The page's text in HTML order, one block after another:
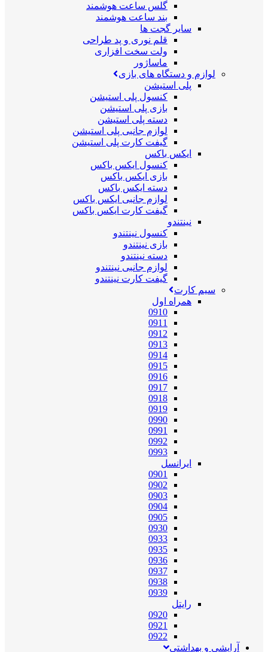
گلس ساعت هوشمند
بند ساعت هوشمند
سایر گجت ها
قلم نوری و پد طراحی
ولت سخت افزاری
ماساژور
لوازم و دستگاه های بازی
پلی استیشن
کنسول پلی استیشن
بازی پلی استیشن
دسته پلی استیشن
لوازم جانبی پلی استیشن
گیفت کارت پلی استیشن
ایکس باکس
کنسول ایکس باکس
بازی ایکس باکس
دسته ایکس باکس
لوازم جانبی ایکس باکس
گیفت کارت ایکس باکس
نینتندو
کنسول نینتندو
بازی نینتندو
دسته نینتندو
لوازم جانبی نینتندو
گیفت کارت نینتندو
سیم کارت
همراه اول
0910
0911
0912
0913
0914
0915
0916
0917
0918
0919
0990
0991
0992
0993
ایرانسل
0901
0902
0903
0904
0905
0930
0933
0935
0936
0937
0938
0939
رایتل
0920
0921
0922
آرایشی و بهداشتی